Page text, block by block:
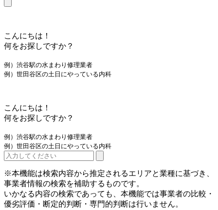
こんにちは！
何をお探しですか？
例）渋谷駅の水まわり修理業者
例）世田谷区の土日にやっている内科
こんにちは！
何をお探しですか？
例）渋谷駅の水まわり修理業者
例）世田谷区の土日にやっている内科
※本機能は検索内容から推定されるエリアと業種に基づき、
事業者情報の検索を補助するものです。
いかなる内容の検索であっても、本機能では事業者の比較・
優劣評価・断定的判断・専門的判断は行いません。